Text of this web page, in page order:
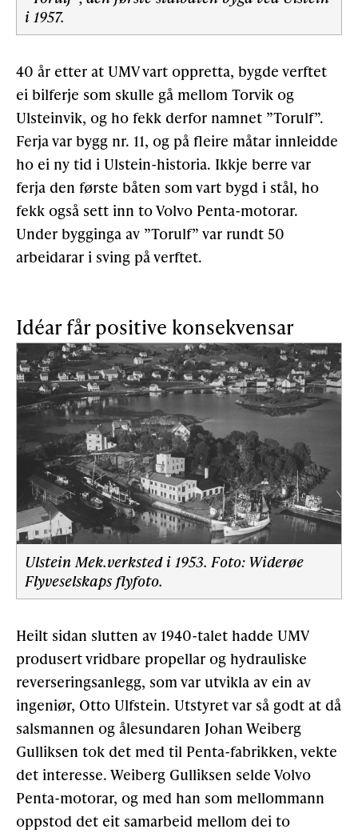
i 1957.
40 år etter at UMV vart oppretta, bygde verftet
ei bilferje som skulle gå mellom Torvik og
Ulsteinvik, og ho fekk derfor namnet ”Torulf”.
Ferja var bygg nr. 11, og på fleire måtar innleidde
ho ei ny tid i Ulstein-historia. Ikkje berre var
ferja den første båten som vart bygd i stål, ho
fekk også sett inn to Volvo Penta-motorar.
Under bygginga av ”Torulf” var rundt 50
arbeidarar i sving på verftet.
Idéar får positive konsekvensar
Ulstein Mek.verksted i 1953. Foto: Widerøe
Flyveselskaps flyfoto.
Heilt sidan slutten av 1940-talet hadde UMV
produsert vridbare propellar og hydrauliske
reverseringsanlegg, som var utvikla av ein av
ingeniør, Otto Ulfstein. Utstyret var så godt at då
salsmannen og ålesundaren Johan Weiberg
Gulliksen tok det med til Penta-fabrikken, vekte
det interesse. Weiberg Gulliksen selde Volvo
Penta-motorar, og med han som mellommann
oppstod det eit samarbeid mellom dei to